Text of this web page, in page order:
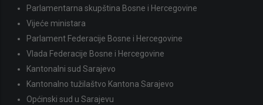
Parlamentarna skupština Bosne i Hercegovine
Vijeće ministara
Parlament Federacije Bosne i Hercegovine
Vlada Federacije Bosne i Hercegovine
Kantonalni sud Sarajevo
Kantonalno tužilaštvo Kantona Sarajevo
Općinski sud u Sarajevu